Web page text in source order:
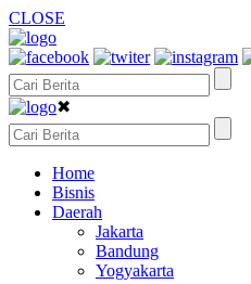
CLOSE
✖
Home
Bisnis
Daerah
Jakarta
Bandung
Yogyakarta